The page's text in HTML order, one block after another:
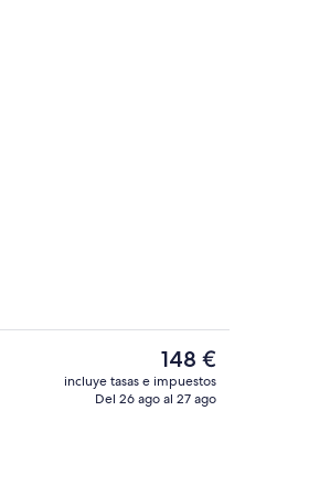
Entrada al alojamiento
El
precio
actual
148 €
incluye tasas e impuestos
Del 26 ago al 27 ago